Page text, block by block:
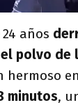
años
polvo
hermoso
minutos,